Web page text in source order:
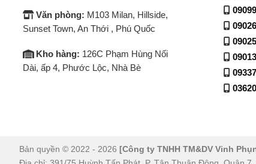
Văn phòng: M103 Milan, Hillside,
Sunset Town, An Thới , Phú Quốc
Kho hàng: 126C Phạm Hùng Nối
Dài, ấp 4, Phước Lộc, Nhà Bè
Bản quyền © 2022 - 2026 [Công ty TNHH TM&DV Vinh